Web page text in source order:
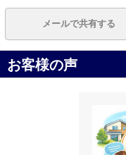
メールで共有する
お客様の声